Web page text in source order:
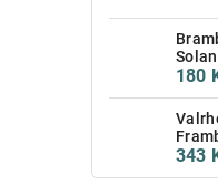
180
343